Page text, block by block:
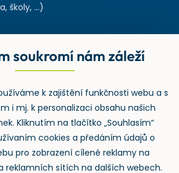
školy, ...)
zkratek v odpadech
soukromí nám záleží
k zajištění funkčnosti webu a s
i mj. k personalizaci obsahu našich
Kliknutím na tlačítko „Souhlasím“
cookies a předáním údajů o
pro zobrazení cílené reklamy na
reklamních sítích na dalších webech.